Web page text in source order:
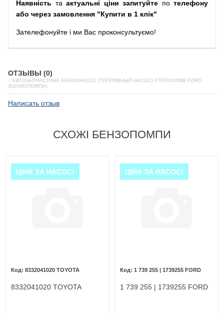
Наявність та актуальні ціни запитуйте по телефону
або через замовлення "Купити в 1 клік"
Зателефонуйте і ми Вас проконсультуємо!
ОТЗЫВЫ (0)
✅АВТОЗАПЧАСТИНА БЕНЗОНАСОС (ТОПЛИВНЫЙ НАСОС) F7PZ9350BB FORD
(БЕНЗОПОМПА)
Написать отзыв
СХОЖІ БЕНЗОПОМПИ
ЦІНА ЗА НАСОС!
8332041020 TOYOTA
8332041020 TOYOTA
ЦІНА ЗА НАСОС!
1 739 255 | 1739255 FORD
1 739 255 | 1739255 FORD